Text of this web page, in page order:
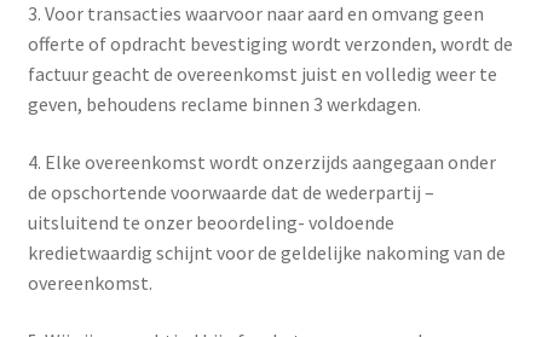
3. Voor transacties waarvoor naar aard en omvang geen
offerte of opdracht bevestiging wordt verzonden, wordt de
factuur geacht de overeenkomst juist en volledig weer te
geven, behoudens reclame binnen 3 werkdagen.
4. Elke overeenkomst wordt onzerzijds aangegaan onder
de opschortende voorwaarde dat de wederpartij –
uitsluitend te onzer beoordeling- voldoende
kredietwaardig schijnt voor de geldelijke nakoming van de
overeenkomst.